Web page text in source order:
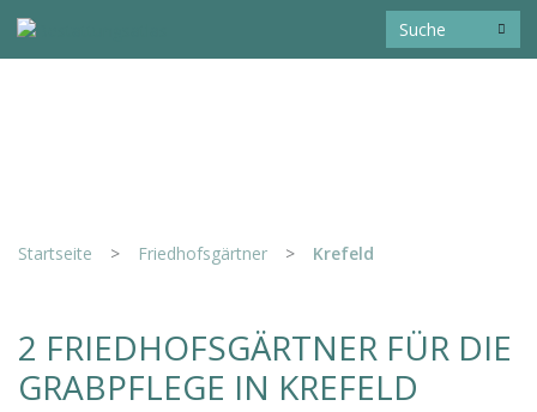
Startseite > Friedhofsgärtner > Krefeld
2 FRIEDHOFSGÄRTNER FÜR DIE
GRABPFLEGE IN KREFELD